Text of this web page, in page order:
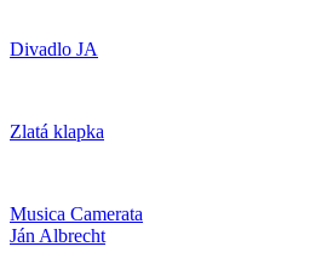
Divadlo JA
Zlatá klapka
Musica Camerata
Ján Albrecht